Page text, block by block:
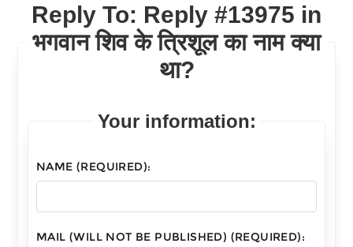
Reply To: Reply #13975 in
भगवान शिव के त्रिशूल का नाम क्या
था?
Your information:
NAME (REQUIRED):
MAIL (WILL NOT BE PUBLISHED) (REQUIRED):